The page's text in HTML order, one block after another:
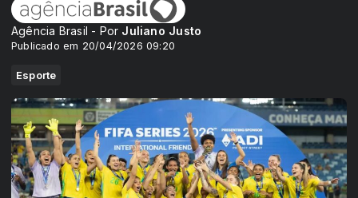
Agência Brasil - Por Juliano Justo
Publicado em 20/04/2026 09:20
Esporte